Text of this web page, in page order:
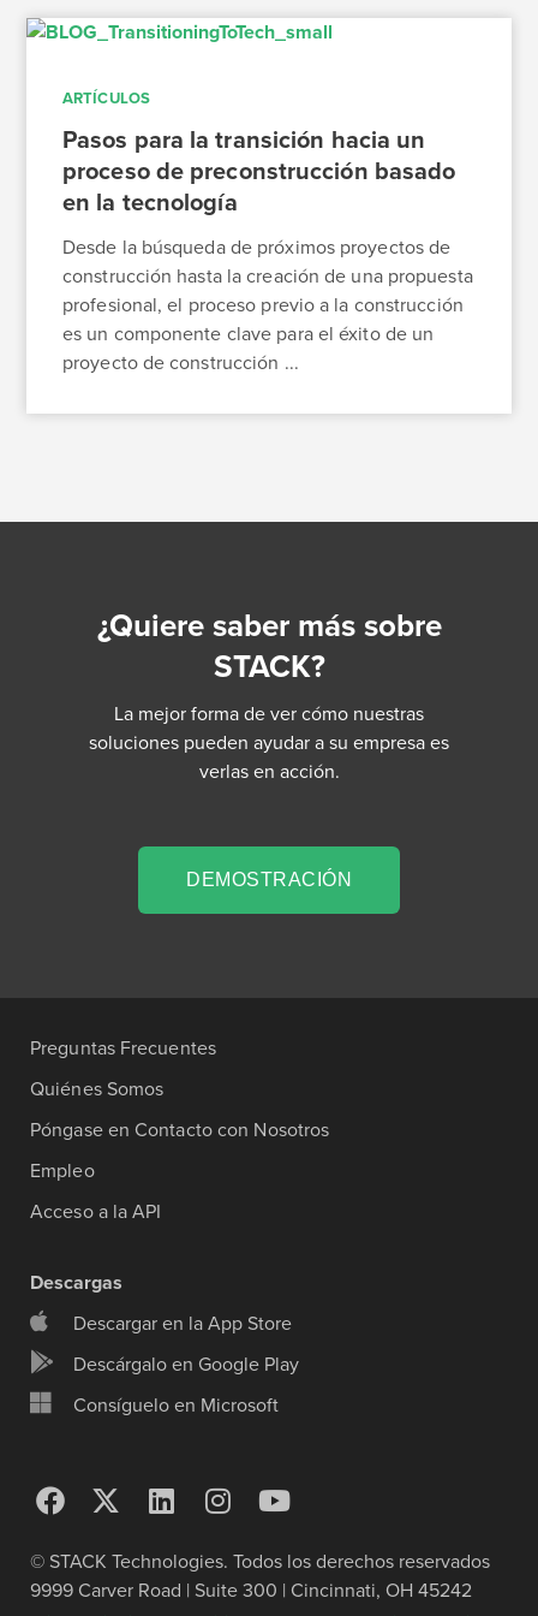
ARTÍCULOS
Pasos para la transición hacia un
proceso de preconstrucción basado
en la tecnología
Desde la búsqueda de próximos proyectos de
construcción hasta la creación de una propuesta
profesional, el proceso previo a la construcción
es un componente clave para el éxito de un
proyecto de construcción ...
¿Quiere saber más sobre
STACK?
La mejor forma de ver cómo nuestras
soluciones pueden ayudar a su empresa es
verlas en acción.
DEMOSTRACIÓN
© STACK Technologies. Todos los derechos reservados
9999 Carver Road | Suite 300 | Cincinnati, OH 45242
Preguntas Frecuentes
Quiénes Somos
Póngase en Contacto con Nosotros
Empleo
Acceso a la API
Descargas
Descargar en la App Store
Descárgalo en Google Play
Consíguelo en Microsoft